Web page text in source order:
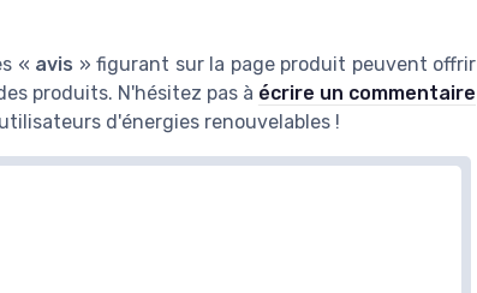
« avis » figurant sur la page produit peuvent offrir
produits. N'hésitez pas à écrire un commentaire
d'énergies renouvelables !